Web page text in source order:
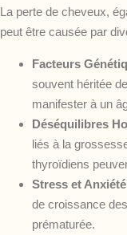
La perte de cheveux,
peut être causée par
Facteurs
souvent héritée
manifester à un
Déséquilibres
liés à la
thyroïdiens
Stress et Anxiété
de croissance
prématurée.